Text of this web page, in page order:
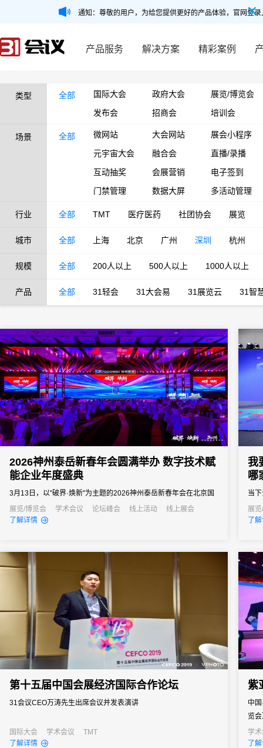
通知：尊敬的用户，为给您提供更好的产品体验，官网登
产品服务 解决方案 精彩案例
类型 全部 国际大会 政府大会
展览/博览会
发布会
招商会 培训会
场景 全部 微网站 大会网站
展会小程序
元宇宙大会
融合会
直播/录播
互动抽奖
会展营销
电子签到
门禁管理
数据大屏 多活动管理
行业 全部 TMT 医疗医药 社团协会 展览
城市 全部 上海 北京 广州 深圳 杭州
规模 全部 200人以上 500人以上 1000人以上
产品 全部 31轻会 31大会易 31展览云 31智
2026神州泰岳新春年会圆满举办 数字技术赋
能企业年度盛典
3月13日，以"破界·焕新"为主题的2026神州泰岳新春年会在北京国
家会议中心成功举办。来自全国的1600余名泰岳人齐聚一堂，回望
2025奋进征程，共启AI时代的战略新征程，以"破认知之界、破人效
展览/博览会 学术会议 论坛峰会 线上活动
线上展会
了解详情
我
哪
当
北
办
不
展
了
第十五届中国会展经济国际合作论坛
31会议CEO万涛先生出席会议并发表演讲
国际大会 学术会议
TMT
了解详情
紫
中
览
罗
（
学
了